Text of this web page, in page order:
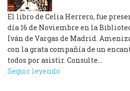
El libro de Celia Herrero, fue
día 16 de Noviembre en la
Iván de Vargas de Madrid.
con la grata compañía de un
todos por asistir. Consulte…
Seguir leyendo